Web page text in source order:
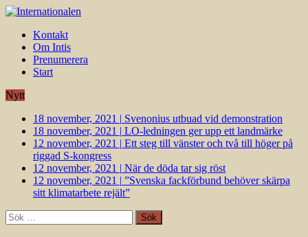
Kontakt
Om Intis
Prenumerera
Start
Nytt
18 november, 2021 | Svenonius utbuad vid demonstration
18 november, 2021 | LO-ledningen ger upp ett landmärke
12 november, 2021 | Ett steg till vänster och två till höger på
riggad S-kongress
12 november, 2021 | När de döda tar sig röst
12 november, 2021 | ”Svenska fackförbund behöver skärpa
sitt klimatarbete rejält”
Sök
efter: